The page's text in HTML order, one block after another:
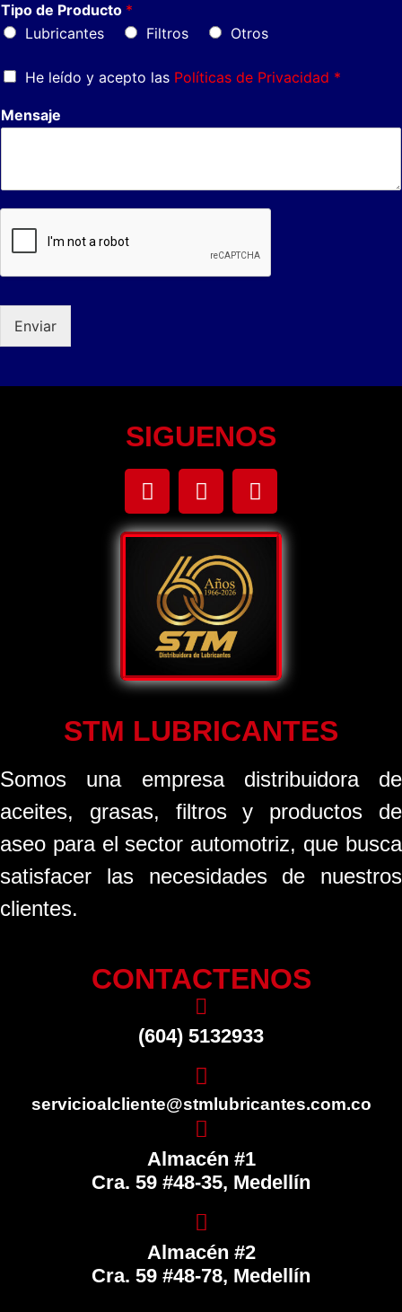
Tipo de Producto *
Lubricantes
Filtros Otros
He leído y acepto las Políticas de Privacidad *
Mensaje
Enviar
SIGUENOS
STM LUBRICANTES
Somos una empresa distribuidora de
aceites, grasas, filtros y productos de
aseo para el sector automotriz, que busca
satisfacer las necesidades de nuestros
clientes.
CONTACTENOS
(604) 5132933
servicioalcliente@stmlubricantes.com.co
Almacén #1
Cra. 59 #48-35, Medellín
Almacén #2
Cra. 59 #48-78, Medellín